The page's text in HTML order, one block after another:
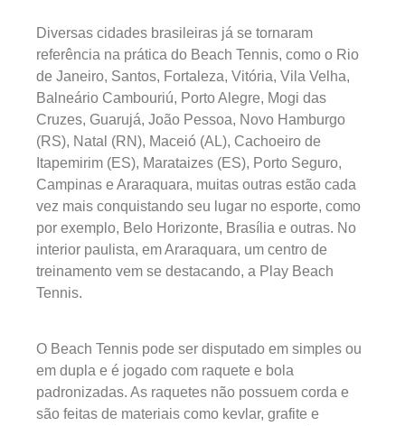
Diversas cidades brasileiras já se tornaram
referência na prática do Beach Tennis, como o Rio
de Janeiro, Santos, Fortaleza, Vitória, Vila Velha,
Balneário Cambouriú, Porto Alegre, Mogi das
Cruzes, Guarujá, João Pessoa, Novo Hamburgo
(RS), Natal (RN), Maceió (AL), Cachoeiro de
Itapemirim (ES), Marataizes (ES), Porto Seguro,
Campinas e Araraquara, muitas outras estão cada
vez mais conquistando seu lugar no esporte, como
por exemplo, Belo Horizonte, Brasília e outras. No
interior paulista, em Araraquara, um centro de
treinamento vem se destacando, a Play Beach
Tennis.
O Beach Tennis pode ser disputado em simples ou
em dupla e é jogado com raquete e bola
padronizadas. As raquetes não possuem corda e
são feitas de materiais como kevlar, grafite e